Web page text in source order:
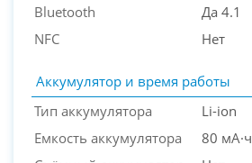
Bluetooth
Да 4.1
NFC
Нет
Аккумулятор и время работы
Тип аккумулятора
Li-ion
Емкость аккумулятора
80 мА·ч